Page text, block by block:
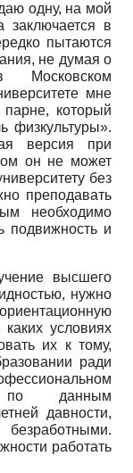
одну, на мой
заключается в
пытаются
не думая о
Московском
мне
который
физкультуры».
версия при
он не может
без
преподавать
необходимо
подвижность и
высшего
нужно
условиях
их к тому,
ради
по данным
давности,
работать